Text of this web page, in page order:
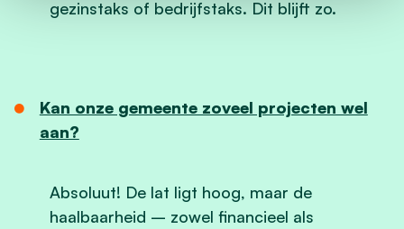
gezinstaks of bedrijfstaks. Dit blijft zo.
Kan onze gemeente zoveel projecten wel
aan?
Absoluut! De lat ligt hoog, maar de
haalbaarheid – zowel financieel als